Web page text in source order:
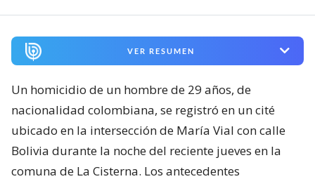
VER RESUMEN
Un homicidio de un hombre de 29 años, de
nacionalidad colombiana, se registró en un cité
ubicado en la intersección de María Vial con calle
Bolivia durante la noche del reciente jueves en la
comuna de La Cisterna. Los antecedentes